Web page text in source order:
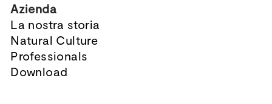
Azienda
La nostra storia
Natural Culture
Professionals
Download